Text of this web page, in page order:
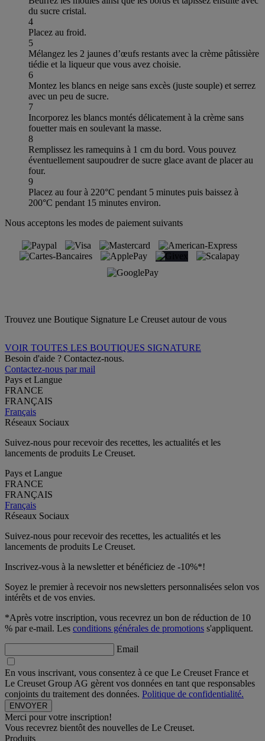
du sucre cristal.
4
Placez au froid.
5
Mélangez les 2 jaunes d’œufs restants avec la crème pâtissière
tiédie et la liqueur que vous avez choisie.
6
Montez les blancs en neige sans excès (juste souple) et serrez
avec un peu de sucre.
7
Incorporez les blancs montés délicatement à la crème sans
fouetter mais en soulevant la masse.
8
Remplissez les ramequins à 1 cm du bord. Vous pouvez
éventuellement saupoudrer de sucre glace avant de placer au
four.
9
Placez au four à 220°C pendant 5 minutes puis baissez à
200°C pendant 15 minutes environ.
Nous acceptons les modes de paiement suivants
Trouvez une Boutique Signature Le Creuset autour de vous
VOIR TOUTES LES BOUTIQUES SIGNATURE
Besoin d'aide ? Contactez-nous.
Contactez-nous par mail
Pays et Langue
FRANCE
FRANÇAIS
Français
Réseaux Sociaux
Suivez-nous pour recevoir des recettes, les actualités et les
lancements de produits Le Creuset.
Pays et Langue
FRANCE
FRANÇAIS
Français
Réseaux Sociaux
Suivez-nous pour recevoir des recettes, les actualités et les
lancements de produits Le Creuset.
Inscrivez-vous à la newsletter et bénéficiez de -10%*!
Soyez le premier à recevoir nos newsletters personnalisées selon vos
intérêts et de vos envies.
*Après votre inscription, vous recevrez un bon de réduction de 10
% par e-mail. Les conditions générales de promotions s'appliquent.
Email
En vous inscrivant, vous consentez à ce que Le Creuset France et
Le Creuset Group AG gèrent vos données en tant que responsables
conjoints du traitement des données. Politique de confidentialité.
Merci pour votre inscription!
Vous recevrez bientôt des nouvelles de Le Creuset.
Produits